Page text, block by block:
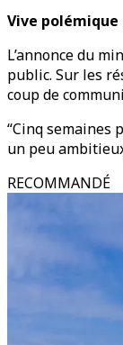
Vive polémique
L’annonce du
public. Sur les
coup de
“Cinq semaines
un peu
RECOMMANDÉ